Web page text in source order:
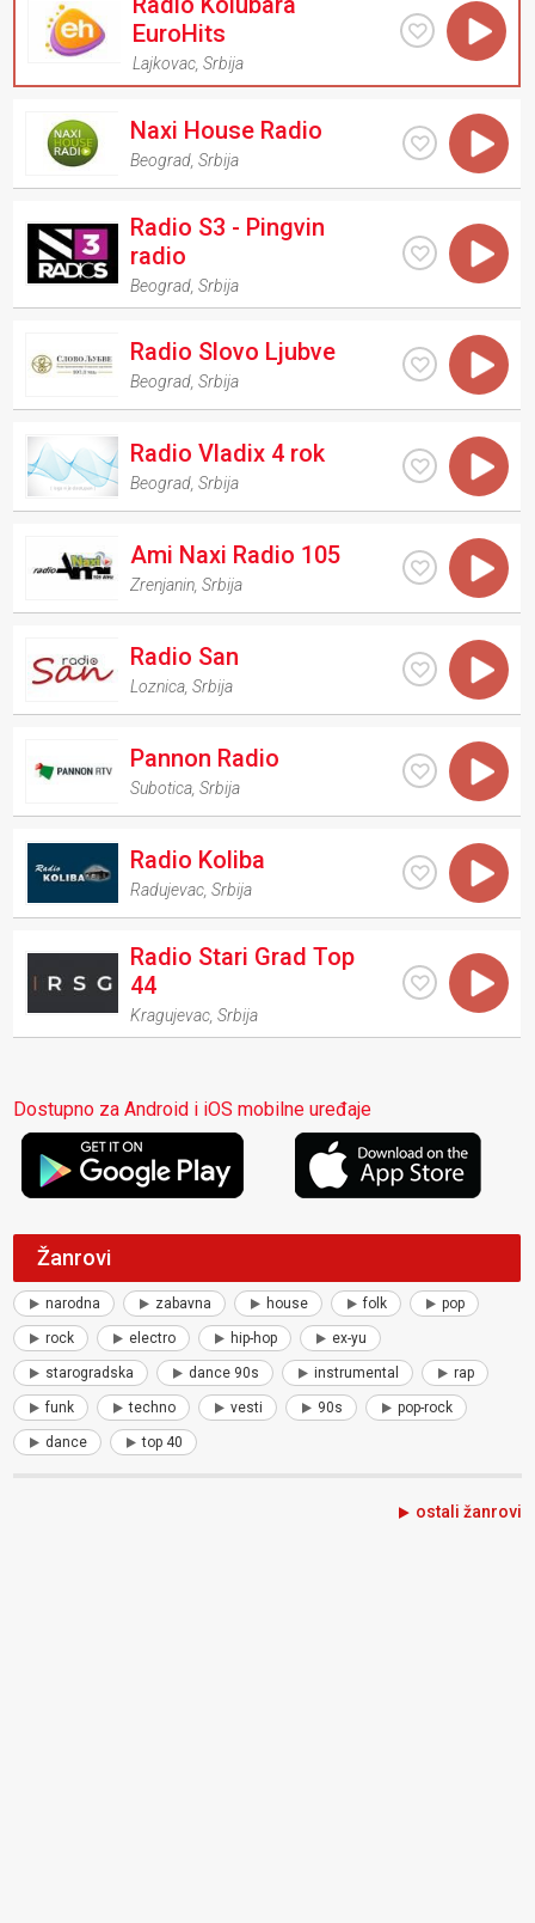
EuroHits
Lajkovac ,Srbija
Naxi House Radio
Beograd ,Srbija
Radio S3 - Pingvin
radio
Beograd ,Srbija
Radio Slovo Ljubve
Beograd ,Srbija
Radio Vladix 4 rok
Beograd ,Srbija
Ami Naxi Radio 105
Zrenjanin ,Srbija
Radio San
Loznica ,Srbija
Pannon Radio
Subotica ,Srbija
Radio Koliba
Radujevac ,Srbija
Radio Stari Grad Top
44
Kragujevac ,Srbija
Dostupno za Android i iOS mobilne uređaje
Žanrovi
narodna zabavna house folk pop
rock electro hip-hop ex-yu
starogradska dance 90s instrumental rap
funk techno vesti 90s pop-rock
dance top 40
ostali žanrovi